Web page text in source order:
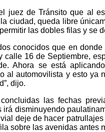
juez de Tránsito que al
ciudad, queda libre
las dobles filas y se
conocidos que en
calle 16 de Septiembre,
Ahora se está
al automovilista y esto ya
dijo.
las fechas
irá disminuyendo
deje de hacer
sobre las avenidas antes